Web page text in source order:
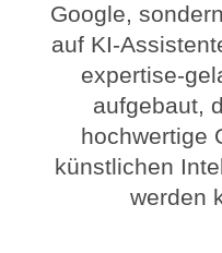
Google,
auf KI-
expertise-
aufgebaut,
hochwertige
künstlichen
werden